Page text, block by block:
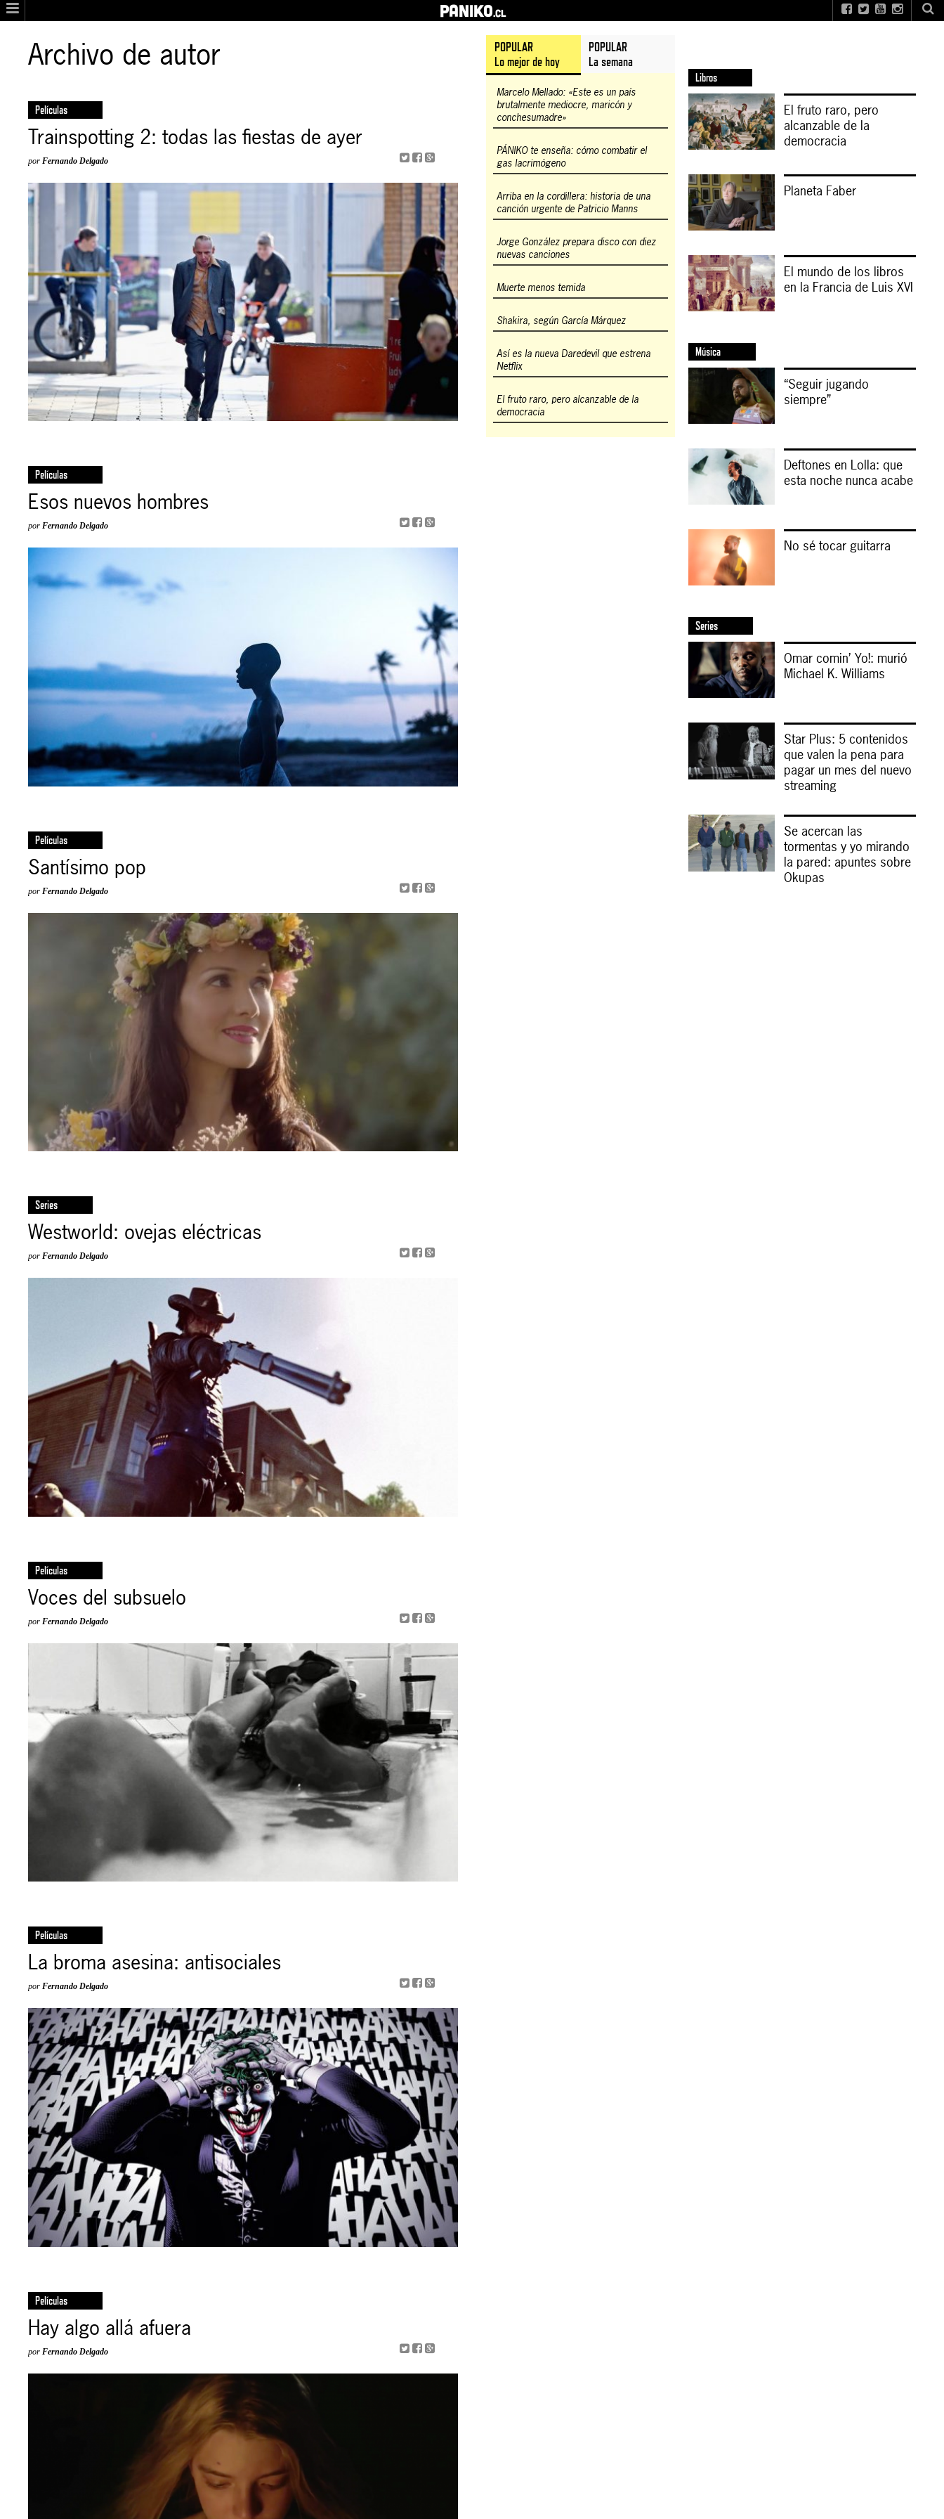
PANIKO.cl
Archivo de autor
Películas
Trainspotting 2: todas las fiestas de ayer
porFernando Delgado
Películas
Esos nuevos hombres
porFernando Delgado
Películas
Santísimo pop
porFernando Delgado
Series
Westworld: ovejas eléctricas
porFernando Delgado
Películas
Voces del subsuelo
porFernando Delgado
Películas
La broma asesina: antisociales
porFernando Delgado
Películas
Hay algo allá afuera
porFernando Delgado
POPULAR
Lo mejor de hoy
POPULAR
La semana
Marcelo Mellado: «Este es un país
brutalmente mediocre, maricón y
conchesumadre»
PÁNIKO te enseña: cómo combatir el
gas lacrimógeno
Arriba en la cordillera: historia de una
canción urgente de Patricio Manns
Jorge González prepara disco con diez
nuevas canciones
Muerte menos temida
Shakira, según García Márquez
Así es la nueva Daredevil que estrena
Netflix
El fruto raro, pero alcanzable de la
democracia
Libros
El fruto raro, pero
alcanzable de la
democracia
Planeta Faber
El mundo de los libros
en la Francia de Luis XVI
Música
“Seguir jugando
siempre”
Deftones en Lolla: que
esta noche nunca acabe
No sé tocar guitarra
Series
Omar comin’ Yo!: murió
Michael K. Williams
Star Plus: 5 contenidos
que valen la pena para
pagar un mes del nuevo
streaming
Se acercan las
tormentas y yo mirando
la pared: apuntes sobre
Okupas